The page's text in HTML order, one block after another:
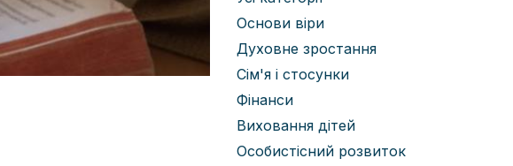
Основи віри
Духовне зростання
Сім'я і стосунки
Фінанси
Виховання дітей
Особистісний розвиток